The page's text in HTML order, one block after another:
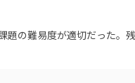
題の難易度が適切だった。